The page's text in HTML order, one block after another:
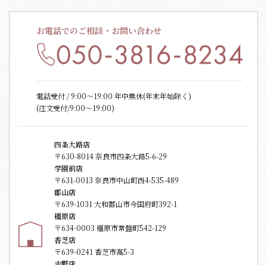
お電話でのご相談・お問い合わせ
電話受付 / 9:00〜19:00 年中無休(年末年始除く)
(注文受付/9:00～19:00)
四条大路店
〒630-8014 奈良市四条大路5-6-29
学園前店
〒631-0013 奈良市中山町西4-535-489
郡山店
〒639-1031 大和郡山市今国府町392-1
橿原店
〒634-0003 橿原市常盤町542-129
香芝店
〒639-0241 香芝市高5-3